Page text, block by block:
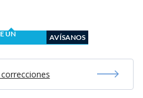
UN
AVÍSANOS